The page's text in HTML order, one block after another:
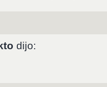
dijo: